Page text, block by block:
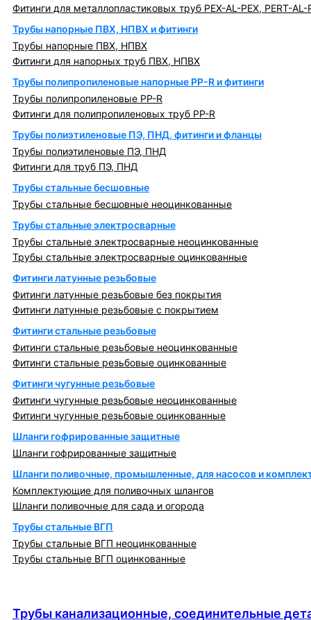
Фитинги для металлопластиковых труб PEX-AL-PEX, PERT-AL-
Трубы напорные ПВХ, НПВХ и фитинги
Трубы напорные ПВХ, НПВХ
Фитинги для напорных труб ПВХ, НПВХ
Трубы полипропиленовые напорные PP-R и фитинги
Трубы полипропиленовые PP-R
Фитинги для полипропиленовых труб PP-R
Трубы полиэтиленовые ПЭ, ПНД, фитинги и фланцы
Трубы полиэтиленовые ПЭ, ПНД
Фитинги для труб ПЭ, ПНД
Трубы стальные бесшовные
Трубы стальные бесшовные неоцинкованные
Трубы стальные электросварные
Трубы стальные электросварные неоцинкованные
Трубы стальные электросварные оцинкованные
Фитинги латунные резьбовые
Фитинги латунные резьбовые без покрытия
Фитинги латунные резьбовые с покрытием
Фитинги стальные резьбовые
Фитинги стальные резьбовые неоцинкованные
Фитинги стальные резьбовые оцинкованные
Фитинги чугунные резьбовые
Фитинги чугунные резьбовые неоцинкованные
Фитинги чугунные резьбовые оцинкованные
Шланги гофрированные защитные
Шланги гофрированные защитные
Шланги поливочные, промышленные, для насосов и
Комплектующие для поливочных шлангов
Шланги поливочные для сада и огорода
Трубы стальные ВГП
Трубы стальные ВГП неоцинкованные
Трубы стальные ВГП оцинкованные
Трубы канализационные, соединительные